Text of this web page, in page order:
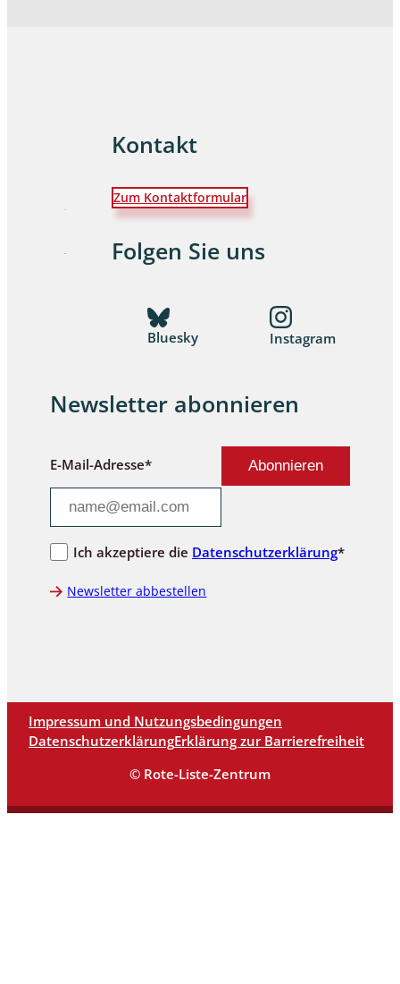
Kontakt
Zum Kontaktformular
Folgen Sie uns
Bluesky Instagram
Newsletter abonnieren
E-Mail-Adresse*
Ich akzeptiere die Datenschutzerklärung*
Newsletter abbestellen
Impressum und Nutzungsbedingungen
DatenschutzerklärungErklärung zur Barrierefreiheit
© Rote-Liste-Zentrum